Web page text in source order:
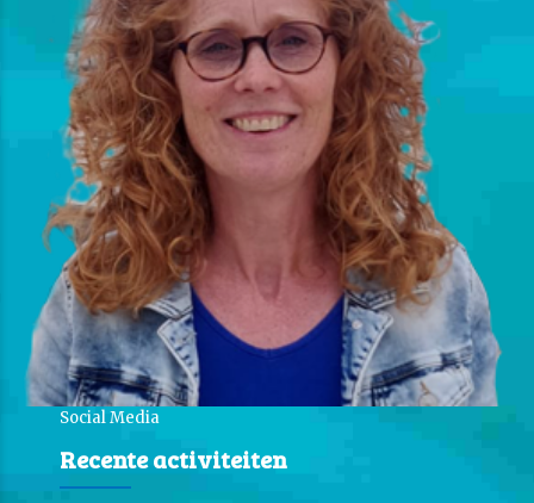
Social Media
Recente activiteiten